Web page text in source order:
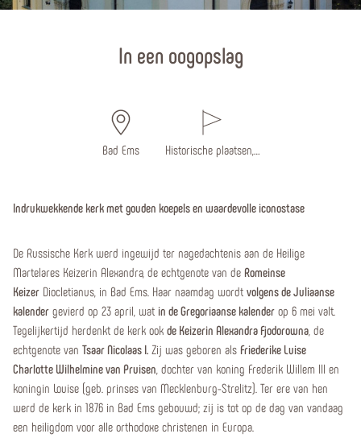
In een oogopslag
Bad Ems Historische plaatsen,…
Indrukwekkende kerk met gouden koepels en waardevolle iconostase
De Russische Kerk werd ingewijd ter nagedachtenis aan de Heilige
Martelares Keizerin Alexandra, de echtgenote van de Romeinse
Keizer Diocletianus, in Bad Ems. Haar naamdag wordt volgens de Juliaanse
kalender gevierd op 23 april, wat in de Gregoriaanse kalender op 6 mei valt.
Tegelijkertijd herdenkt de kerk ook de Keizerin Alexandra Fjodorowna , de
echtgenote van Tsaar Nicolaas I. Zij was geboren als Friederike Luise
Charlotte Wilhelmine van Pruisen , dochter van koning Frederik Willem III en
koningin Louise (geb. prinses van Mecklenburg-Strelitz). Ter ere van hen
werd de kerk in 1876 in Bad Ems gebouwd; zij is tot op de dag van vandaag
een heiligdom voor alle orthodoxe christenen in Europa.